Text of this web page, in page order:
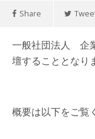
Share
一般社団法人 企
壇することとなり
概要は以下をご覧